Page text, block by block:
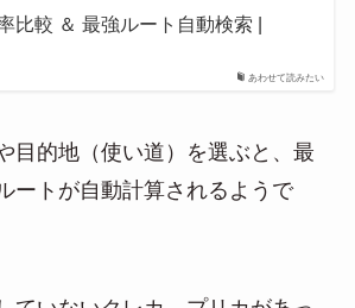
あわせて読みたい
比較 ＆ 最強ルート自動検索 |
目的地（使い道）を選ぶと、最
ートが自動計算されるようで